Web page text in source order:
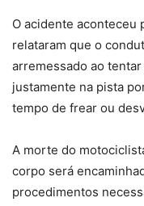
O acidente aconteceu
relataram que o
arremessado ao
justamente na pista
tempo de frear ou
A morte do
corpo será
procedimentos